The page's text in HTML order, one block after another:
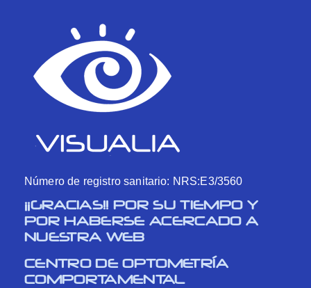
Número de registro sanitario: NRS:E3/3560
¡¡GRACIAS!! POR SU TIEMPO Y
POR HABERSE ACERCADO A
NUESTRA WEB
CENTRO DE OPTOMETRÍA
COMPORTAMENTAL